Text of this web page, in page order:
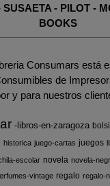
SUSAETA- PILOT-
BOOKS
Consumars está
de
y para nuestros
-libros-en-zaragoza
historica juego-cartas juegos
escolar novela novela-
vintage regalo regalo-